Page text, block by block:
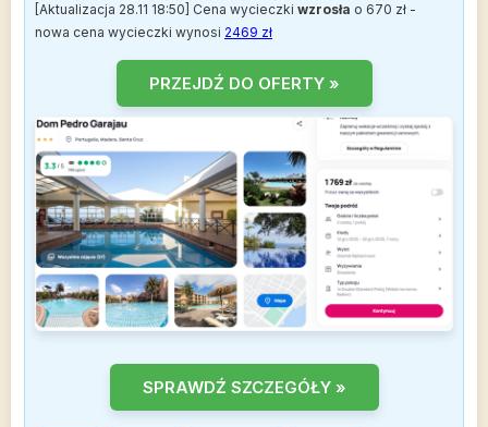
[Aktualizacja 28.11 18:50] Cena wycieczki wzrosła o 670 zł -
nowa cena wycieczki wynosi 2469 zł
PRZEJDŹ DO OFERTY »
SPRAWDŹ SZCZEGÓŁY »